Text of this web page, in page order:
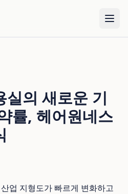
실의 새로운 기
률, 헤어원네스
업 지형도가 빠르게 변화하고